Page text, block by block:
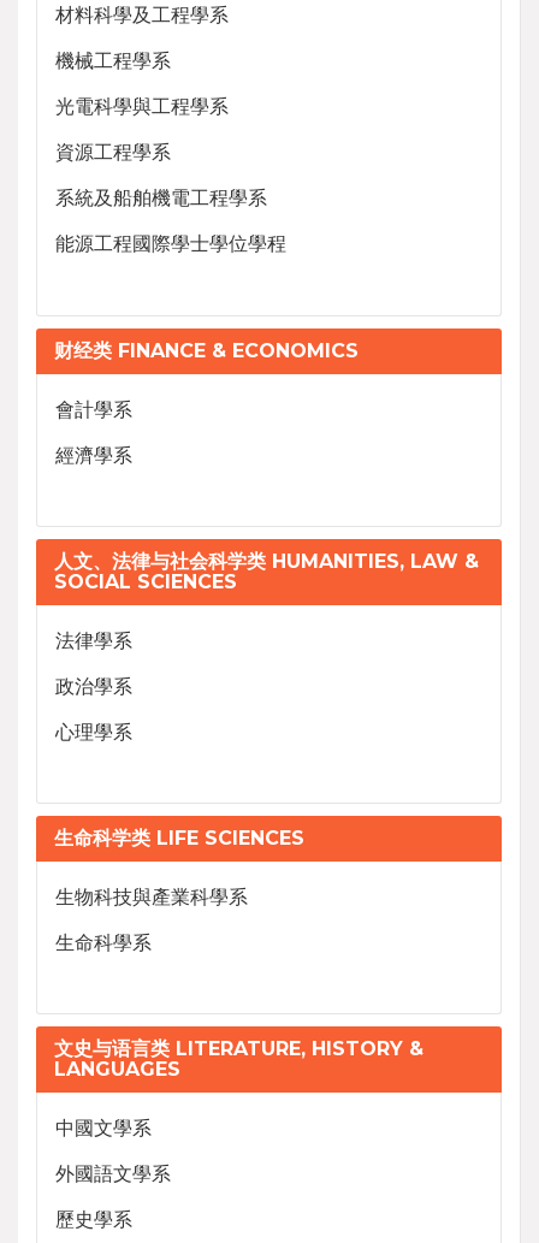
材料科學及工程學系
機械工程學系
光電科學與工程學系
資源工程學系
系統及船舶機電工程學系
能源工程國際學士學位學程
财经类 FINANCE & ECONOMICS
會計學系
經濟學系
人文、法律与社会科学类 HUMANITIES, LAW &
SOCIAL SCIENCES
法律學系
政治學系
心理學系
生命科学类 LIFE SCIENCES
生物科技與產業科學系
生命科學系
文史与语言类 LITERATURE, HISTORY &
LANGUAGES
中國文學系
外國語文學系
歷史學系